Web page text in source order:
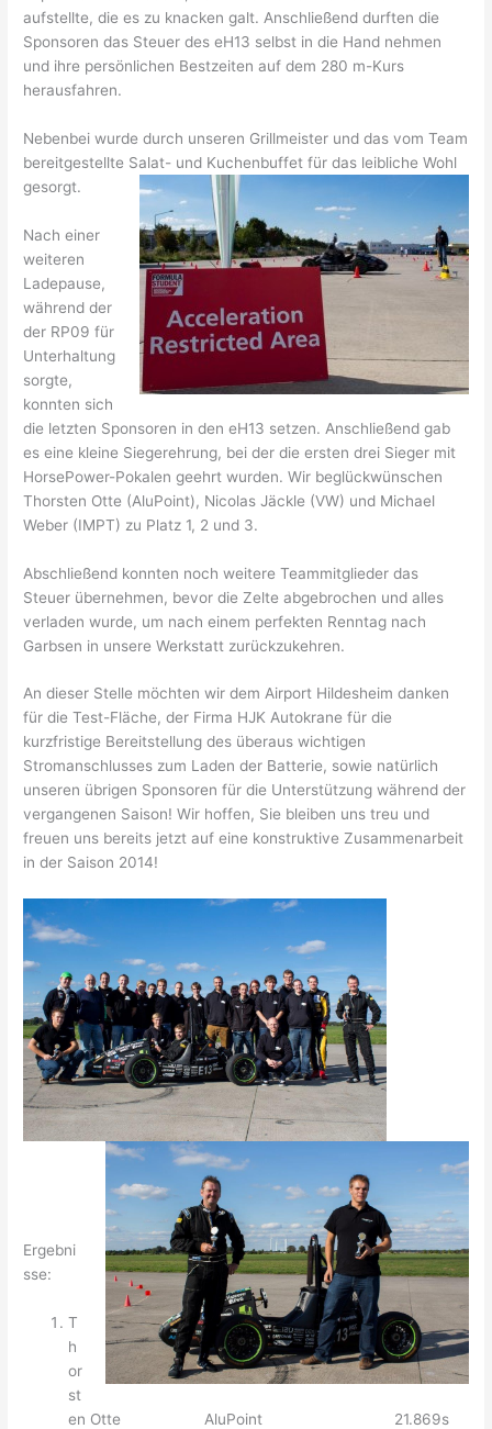
aufstellte, die es zu knacken galt. Anschließend durften die
Sponsoren das Steuer des eH13 selbst in die Hand nehmen
und ihre persönlichen Bestzeiten auf dem 280 m-Kurs
herausfahren.
Nebenbei wurde durch unseren Grillmeister und das vom Team
bereitgestellte Salat- und Kuchenbuffet für das leibliche Wohl
gesorgt.
Nach einer
weiteren
Ladepause,
während der
der RP09 für
Unterhaltung
sorgte,
konnten sich
die letzten Sponsoren in den eH13 setzen. Anschließend gab
es eine kleine Siegerehrung, bei der die ersten drei Sieger mit
HorsePower-Pokalen geehrt wurden. Wir beglückwünschen
Thorsten Otte (AluPoint), Nicolas Jäckle (VW) und Michael
Weber (IMPT) zu Platz 1, 2 und 3.
Abschließend konnten noch weitere Teammitglieder das
Steuer übernehmen, bevor die Zelte abgebrochen und alles
verladen wurde, um nach einem perfekten Renntag nach
Garbsen in unsere Werkstatt zurückzukehren.
An dieser Stelle möchten wir dem Airport Hildesheim danken
für die Test-Fläche, der Firma HJK Autokrane für die
kurzfristige Bereitstellung des überaus wichtigen
Stromanschlusses zum Laden der Batterie, sowie natürlich
unseren übrigen Sponsoren für die Unterstützung während der
vergangenen Saison! Wir hoffen, Sie bleiben uns treu und
freuen uns bereits jetzt auf eine konstruktive Zusammenarbeit
in der Saison 2014!
Ergebni
sse:
T
h
or
st
en Otte AluPoint 21.869s